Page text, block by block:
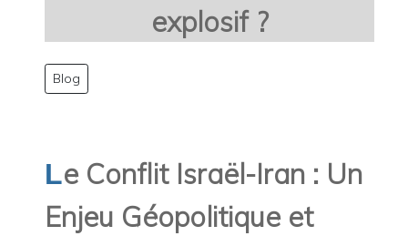
explosif ?
Blog
Le Conflit Israël-Iran : Un
Enjeu Géopolitique et